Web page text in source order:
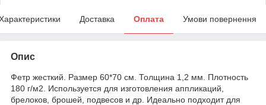
Доставка Оплата Умови повернення
Опис
Фетр жесткий. Размер 60*70 см. Толщина 1,2 мм. Плотность
180 г/м2. Используется для изготовления аппликаций,
брелоков, брошей, подвесов и др. Идеально подходит для